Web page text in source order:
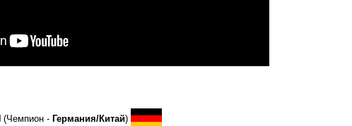
(Чемпион - Германия/Китай)